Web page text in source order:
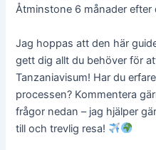
Åtminstone 6 månader efter
Jag hoppas att den här
gett dig allt du behöver för
Tanzaniavisum! Har du
processen? Kommentera
frågor nedan – jag hjälper
till och trevlig resa!